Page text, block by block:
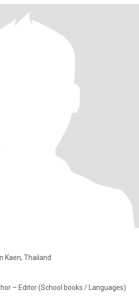
Kaen, Thailand
– Editor (School books / Languages)